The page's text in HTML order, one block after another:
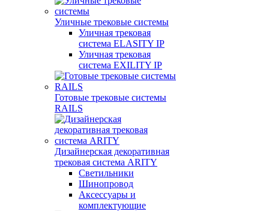
Уличные трековые системы
Уличная трековая
система ELASITY IP
Уличная трековая
система EXILITY IP
Готовые трековые системы
RAILS
Дизайнерская декоративная
трековая система ARITY
Светильники
Шинопровод
Аксессуары и
комплектующие